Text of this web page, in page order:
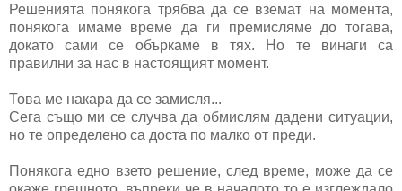
Решенията понякога трябва да се вземат на момента,
понякога имаме време да ги премисляме до тогава,
докато сами се объркаме в тях. Но те винаги са
правилни за нас в настоящият момент.
Това ме накара да се замисля...
Сега също ми се случва да обмислям дадени ситуации,
но те определено са доста по малко от преди.
Понякога едно взето решение, след време, може да се